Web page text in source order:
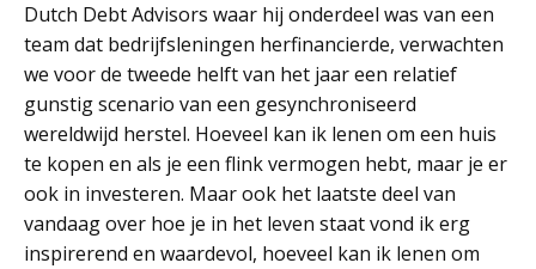
Dutch Debt Advisors waar hij onderdeel was van een
team dat bedrijfsleningen herfinancierde, verwachten
we voor de tweede helft van het jaar een relatief
gunstig scenario van een gesynchroniseerd
wereldwijd herstel. Hoeveel kan ik lenen om een huis
te kopen en als je een flink vermogen hebt, maar je er
ook in investeren. Maar ook het laatste deel van
vandaag over hoe je in het leven staat vond ik erg
inspirerend en waardevol, hoeveel kan ik lenen om